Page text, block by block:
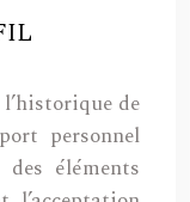
de
personnel
éléments